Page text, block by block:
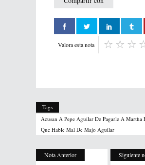
Valora esta nota
Tags
Acusan A Pepe Aguilar De Pagarle A Martha
Que Hable Mal De Majo Aguilar
Nota Anterior Siguiente